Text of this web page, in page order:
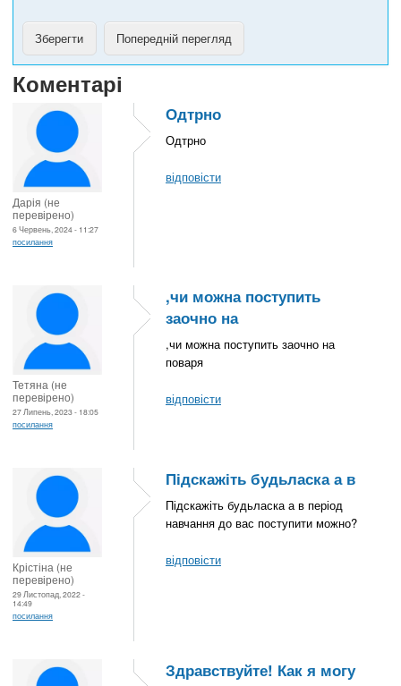
Коментарі
Дарія (не
перевірено)
6 Червень, 2024 - 11:27
посилання
Одтрно
Одтрно
відповісти
Тетяна (не
перевірено)
27 Липень, 2023 - 18:05
посилання
,чи можна поступить
заочно на
,чи можна поступить заочно на
поваря
відповісти
Крістіна (не
перевірено)
29 Листопад, 2022 -
14:49
посилання
Підскажіть будьласка а в
Підскажіть будьласка а в період
навчання до вас поступити можно?
відповісти
Здравствуйте! Как я могу